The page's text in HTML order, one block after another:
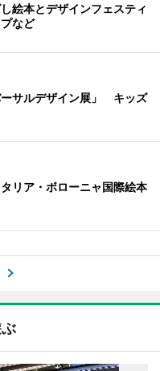
絵本とデザインフェスティ
など
サルデザイン展」 キッズ
リア・ボローニャ国際絵本